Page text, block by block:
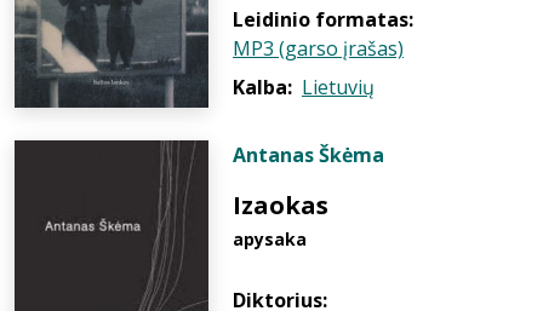
Leidinio formatas:
MP3 (garso įrašas)
Kalba: Lietuvių
Antanas Škėma
Izaokas
apysaka
Diktorius: